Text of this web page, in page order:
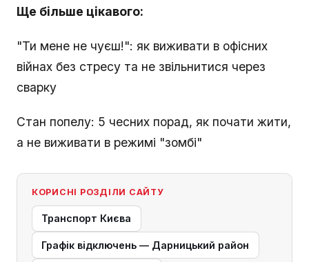
Ще більше цікавого:
"Ти мене не чуєш!": як виживати в офісних
війнах без стресу та не звільнитися через
сварку
Стан попелу: 5 чесних порад, як почати жити,
а не виживати в режимі "зомбі"
КОРИСНІ РОЗДІЛИ САЙТУ
Транспорт Києва
Графік відключень — Дарницький район